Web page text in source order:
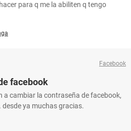
para q me la abiliten q tengo
Facebook
facebook
a cambiar la contraseña de facebook,
ya muchas gracias.